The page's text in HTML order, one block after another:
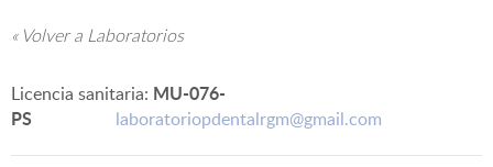
« Volver a Laboratorios
Licencia sanitaria: MU-076-
PS laboratoriopdentalrgm@gmail.com